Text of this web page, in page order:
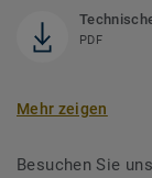
PDF
Mehr zeigen
Besuchen Sie